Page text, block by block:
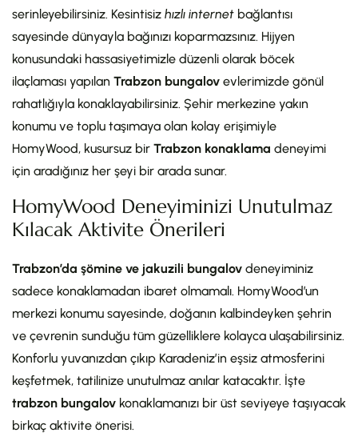
serinleyebilirsiniz. Kesintisiz hızlı internet bağlantısı
sayesinde dünyayla bağınızı koparmazsınız. Hijyen
konusundaki hassasiyetimizle düzenli olarak böcek
ilaçlaması yapılan Trabzon bungalov evlerimizde gönül
rahatlığıyla konaklayabilirsiniz. Şehir merkezine yakın
konumu ve toplu taşımaya olan kolay erişimiyle
HomyWood, kusursuz bir Trabzon konaklama deneyimi
için aradığınız her şeyi bir arada sunar.
HomyWood Deneyiminizi Unutulmaz
Kılacak Aktivite Önerileri
Trabzon’da şömine ve jakuzili bungalov deneyiminiz
sadece konaklamadan ibaret olmamalı. HomyWood’un
merkezi konumu sayesinde, doğanın kalbindeyken şehrin
ve çevrenin sunduğu tüm güzelliklere kolayca ulaşabilirsiniz.
Konforlu yuvanızdan çıkıp Karadeniz’in eşsiz atmosferini
keşfetmek, tatilinize unutulmaz anılar katacaktır. İşte
trabzon bungalov konaklamanızı bir üst seviyeye taşıyacak
birkaç aktivite önerisi.